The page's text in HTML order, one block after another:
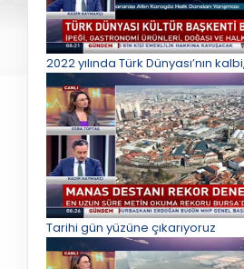
2022 yılında Türk Dünyası’nın
Tarihi gün yüzüne çıkarıyoruz